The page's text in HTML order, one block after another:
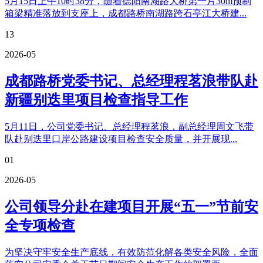
箱梁精准落放到支座上，成都路桥南湖路跨石亭江大桥建...
13
2026-05
成都路桥党委书记、总经理程茗浪带队赴
新疆别迭里项目检查指导工作
5月11日，公司党委书记、总经理程茗浪，副总经理周文飞带
队赴别迭里口岸公路建设项目检查安全质量，并开展现...
01
2026-05
公司领导分赴在建项目开展“五一”节前安
全专项检查
为坚决守牢安全生产底线，有效防范化解各类安全风险，全面